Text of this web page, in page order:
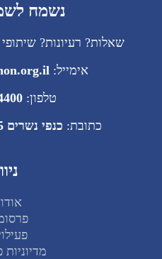
נשמח
שאלות? רעיונות?
אימייל:
טלפון:
כתובת: כנפי נשרים 35 ירושלים, קומה 8
מדיוניות